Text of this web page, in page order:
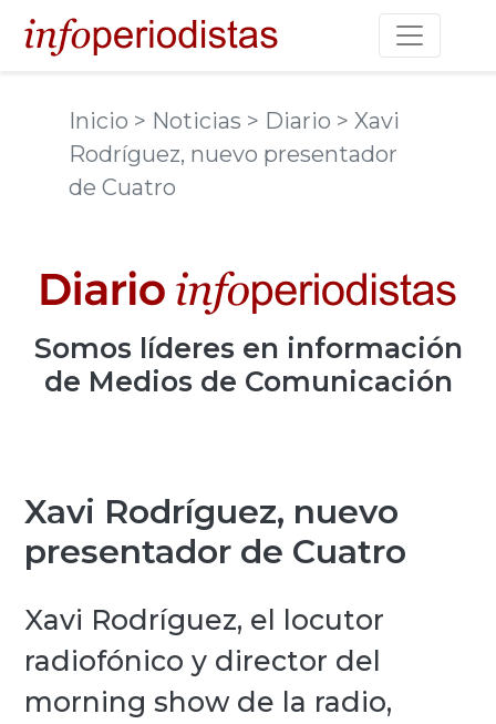
Toggle
Inicio > Noticias > Diario > Xavi
Rodríguez, nuevo presentador
de Cuatro
Somos líderes en información
de Medios de Comunicación
Xavi Rodríguez, nuevo
presentador de Cuatro
Xavi Rodríguez, el locutor
radiofónico y director del
morning show de la radio,